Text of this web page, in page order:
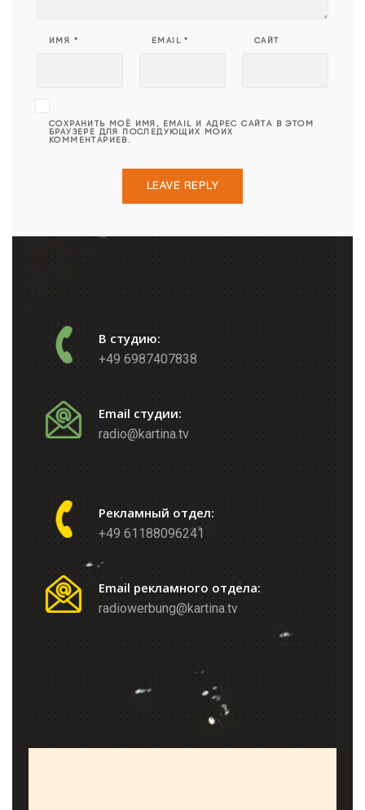
ИМЯ * EMAIL* САЙТ
СОХРАНИТЬ МОЁ ИМЯ, EMAIL И АДРЕС САЙТА В ЭТОМ
БРАУЗЕРЕ ДЛЯ ПОСЛЕДУЮЩИХ МОИХ
КОММЕНТАРИЕВ.
В студию:
+49 6987407838
Email студии:
radio@kartina.tv
Рекламный отдел:
+49 61188096241
Email рекламного отдела:
radiowerbung@kartina.tv